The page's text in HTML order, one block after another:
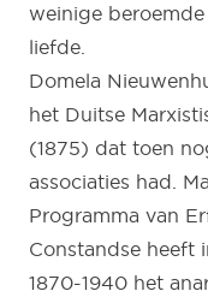
weinige
liefde.
Domela
het Duitse
(1875) dat toen
associaties had.
Programma van
Constandse heeft
1870-1940 het